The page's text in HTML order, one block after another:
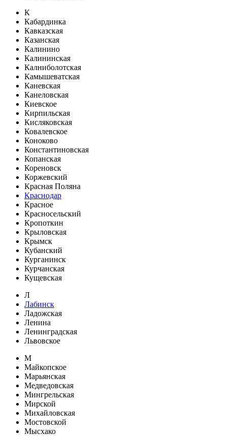
К
Кабардинка
Кавказская
Казанская
Калинино
Калининская
Калниболотская
Камышеватская
Каневская
Канеловская
Киевское
Кирпильская
Кисляковская
Ковалевское
Коноково
Константиновская
Копанская
Кореновск
Коржевский
Красная Поляна
Краснодар
Красное
Красносельский
Кропоткин
Крыловская
Крымск
Кубанский
Курганинск
Курчанская
Кущевская
Л
Лабинск
Ладожская
Ленина
Ленинградская
Львовское
М
Майкопское
Марьянская
Медведовская
Мингрельская
Мирской
Михайловская
Мостовской
Мысхако